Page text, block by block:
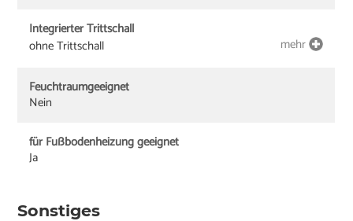
Integrierter Trittschall
ohne Trittschall
mehr
Feuchtraumgeeignet
Nein
für Fußbodenheizung geeignet
Ja
Sonstiges